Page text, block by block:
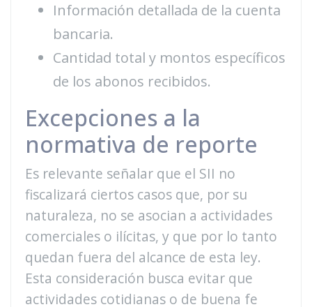
Información detallada de la cuenta
bancaria.
Cantidad total y montos específicos
de los abonos recibidos.
Excepciones a la
normativa de reporte
Es relevante señalar que el SII no
fiscalizará ciertos casos que, por su
naturaleza, no se asocian a actividades
comerciales o ilícitas, y que por lo tanto
quedan fuera del alcance de esta ley.
Esta consideración busca evitar que
actividades cotidianas o de buena fe